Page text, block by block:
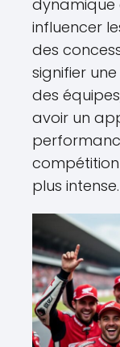
dynamique
influencer
des
signifier
des
avoir un
compétition
plus intense.